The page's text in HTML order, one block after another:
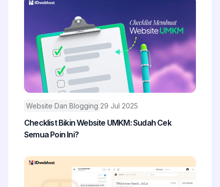
Website Dan Blogging 29 Jul 2025
Checklist Bikin Website UMKM: Sudah Cek
Semua Poin Ini?